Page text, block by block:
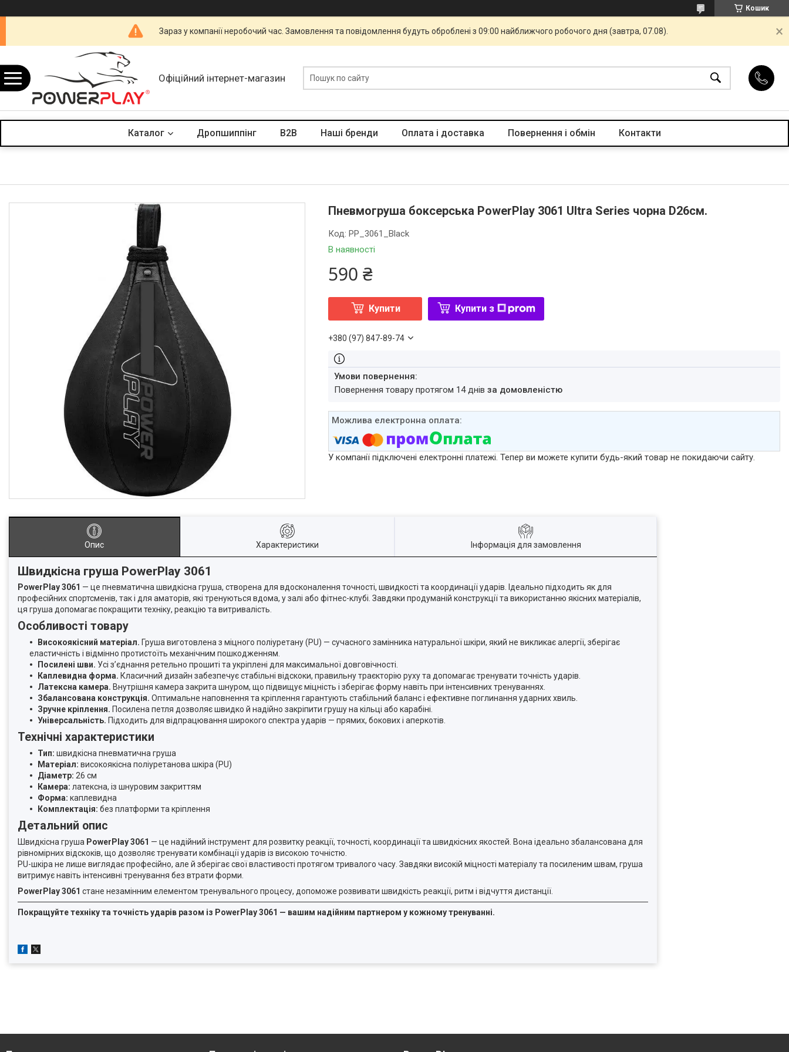
Кошик
Зараз у компанії неробочий час. Замовлення та повідомлення будуть оброблені з 09:00 найближчого робочого дня (завтра, 07.08).
Офіційний інтернет-магазин
Каталог Дропшиппінг B2B Наші бренди Оплата і доставка Повернення і обмін Контакти
Пневмогруша боксерська PowerPlay 3061 Ultra Series чорна D26см.
В наявності
Код:PP_3061_Black
590 ₴
Купити Купити з
+380 (97) 847-89-74
повернення товару протягом 14 днівза домовленістю
У компанії підключені електронні платежі. Тепер ви можете купити будь-який товар не покидаючи сайту.
Опис Характеристики Інформація для замовлення
Швидкісна груша PowerPlay 3061
PowerPlay 3061 — це пневматична швидкісна груша, створена для вдосконалення точності, швидкості та координації ударів. Ідеально підходить як для
професійних спортсменів, так і для аматорів, які тренуються вдома, у залі або фітнес-клубі. Завдяки продуманій конструкції та використанню якісних матеріалів,
ця груша допомагає покращити техніку, реакцію та витривалість.
Особливості товару
Високоякісний матеріал. Груша виготовлена з міцного поліуретану (PU) — сучасного замінника натуральної шкіри, який не викликає алергії, зберігає
еластичність і відмінно протистоїть механічним пошкодженням.
Посилені шви. Усі з’єднання ретельно прошиті та укріплені для максимальної довговічності.
Каплевидна форма. Класичний дизайн забезпечує стабільні відскоки, правильну траєкторію руху та допомагає тренувати точність ударів.
Латексна камера. Внутрішня камера закрита шнуром, що підвищує міцність і зберігає форму навіть при інтенсивних тренуваннях.
Збалансована конструкція. Оптимальне наповнення та кріплення гарантують стабільний баланс і ефективне поглинання ударних хвиль.
Зручне кріплення. Посилена петля дозволяє швидко й надійно закріпити грушу на кільці або карабіні.
Універсальність. Підходить для відпрацювання широкого спектра ударів — прямих, бокових і аперкотів.
Технічні характеристики
Тип: швидкісна пневматична груша
Матеріал: високоякісна поліуретанова шкіра (PU)
Діаметр: 26 см
Камера: латексна, із шнуровим закриттям
Форма: каплевидна
Комплектація: без платформи та кріплення
Детальний опис
Швидкісна груша PowerPlay 3061 — це надійний інструмент для розвитку реакції, точності, координації та швидкісних якостей. Вона ідеально збалансована для
рівномірних відскоків, що дозволяє тренувати комбінації ударів із високою точністю.
PU-шкіра не лише виглядає професійно, але й зберігає свої властивості протягом тривалого часу. Завдяки високій міцності матеріалу та посиленим швам, груша
витримує навіть інтенсивні тренування без втрати форми.
PowerPlay 3061 стане незамінним елементом тренувального процесу, допоможе розвивати швидкість реакції, ритм і відчуття дистанції.
Покращуйте техніку та точність ударів разом із PowerPlay 3061 — вашим надійним партнером у кожному тренуванні.